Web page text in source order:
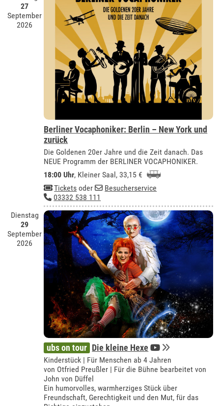
27
September
2026
Berliner Vocaphoniker: Berlin – New York und
zurück
Die Goldenen 20er Jahre und die Zeit danach. Das
NEUE Programm der BERLINER VOCAPHONIKER.
18:00 Uhr, Kleiner Saal, 33,15 €
Tickets oder
Besucherservice
03332 538 111
Dienstag
29
September
2026
ubs on tour Die kleine Hexe
Kinderstück | Für Menschen ab 4 Jahren
von Otfried Preußler | Für die Bühne bearbeitet von
John von Düffel
Ein humorvolles, warmherziges Stück über
Freundschaft, Gerechtigkeit und den Mut, für das